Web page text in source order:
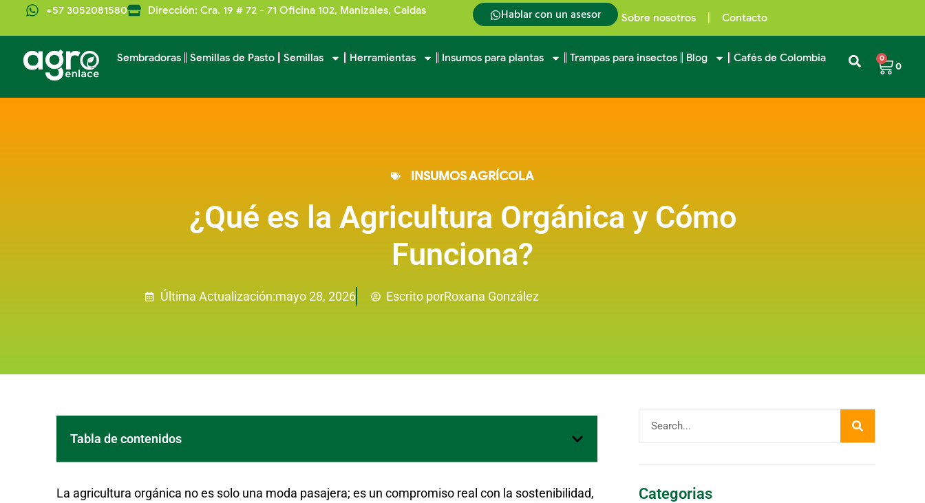
+57 3052081580 Dirección: Cra. 19 # 72 - 71 Oficina 102, Manizales, Caldas Hablar con un asesor Sobre nosotros Contacto
Sembradoras Semillas de Pasto Semillas Herramientas Insumos para plantas Trampas para insectos Blog Cafés de Colombia
0
0
INSUMOS AGRÍCOLA
¿Qué es la Agricultura Orgánica y Cómo
Funciona?
Última Actualización:mayo 28, 2026 Escrito porRoxana González
Tabla de contenidos
La agricultura orgánica no es solo una moda pasajera; es un compromiso real con la sostenibilidad,
Categorias